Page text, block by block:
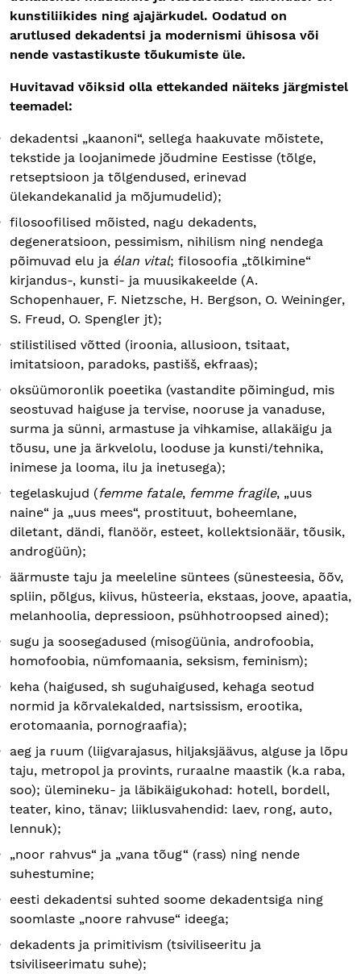
kunstiliikides ning ajajärkudel. Oodatud on
arutlused dekadentsi ja modernismi ühisosa või
nende vastastikuste tõukumiste üle.
Huvitavad võiksid olla ettekanded näiteks järgmistel
teemadel:
dekadentsi „kaanoni“, sellega haakuvate mõistete,
tekstide ja loojanimede jõudmine Eestisse (tõlge,
retseptsioon ja tõlgendused, erinevad
ülekandekanalid ja mõjumudelid);
filosoofilised mõisted, nagu dekadents,
degeneratsioon, pessimism, nihilism ning nendega
põimuvad elu ja élan vital; filosoofia „tõlkimine“
kirjandus-, kunsti- ja muusikakeelde (A.
Schopenhauer, F. Nietzsche, H. Bergson, O. Weininger,
S. Freud, O. Spengler jt);
stilistilised võtted (iroonia, allusioon, tsitaat,
imitatsioon, paradoks, pastišš, ekfraas);
oksüümoronlik poeetika (vastandite põimingud, mis
seostuvad haiguse ja tervise, nooruse ja vanaduse,
surma ja sünni, armastuse ja vihkamise, allakäigu ja
tõusu, une ja ärkvelolu, looduse ja kunsti/tehnika,
inimese ja looma, ilu ja inetusega);
tegelaskujud (femme fatale, femme fragile, „uus
naine“ ja „uus mees“, prostituut, boheemlane,
diletant, dändi, flanöör, esteet, kollektsionäär, tõusik,
androgüün);
äärmuste taju ja meeleline süntees (sünesteesia, õõv,
spliin, põlgus, kiivus, hüsteeria, ekstaas, joove, apaatia,
melanhoolia, depressioon, psühhotroopsed ained);
sugu ja soosegadused (misogüünia, androfoobia,
homofoobia, nümfomaania, seksism, feminism);
keha (haigused, sh suguhaigused, kehaga seotud
normid ja kõrvalekalded, nartsissism, erootika,
erotomaania, pornograafia);
aeg ja ruum (liigvarajasus, hiljaksjäävus, alguse ja lõpu
taju, metropol ja provints, ruraalne maastik (k.a raba,
soo); ülemineku- ja läbikäigukohad: hotell, bordell,
teater, kino, tänav; liiklusvahendid: laev, rong, auto,
lennuk);
„noor rahvus“ ja „vana tõug“ (rass) ning nende
suhestumine;
eesti dekadentsi suhted soome dekadentsiga ning
soomlaste „noore rahvuse“ ideega;
dekadents ja primitivism (tsiviliseeritu ja
tsiviliseerimatu suhe);